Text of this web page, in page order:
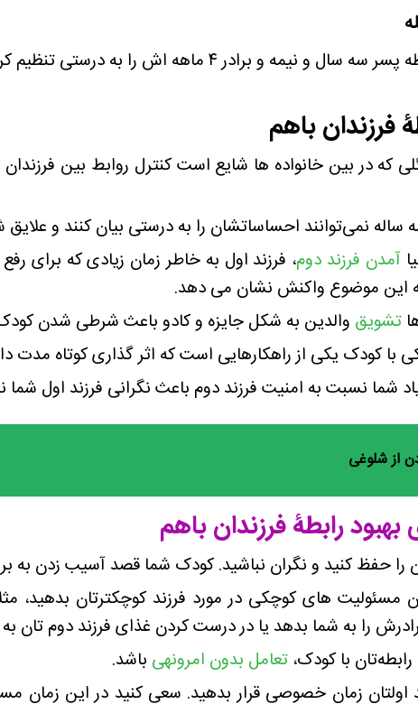
۴ ماهه اش را به درستی تنظیم کرد تا کودک چهار ماهه از طرف برادرش آسیبی نبیند؟
فرزندان باهم
که در بین خانواده ها شایع است کنترل روابط بین
نمی‌توانند احساساتشان را به درستی بیان کنند و
آمدن فرزند دوم، فرزند اول به خاطر زمان زیادی که برای
این موضوع واکنش نشان می دهد.
تشویق والدین به شکل جایزه و کادو باعث شرطی شدن
با کودک یکی از راهکارهایی است که اثر گذاری کوتاه مدت
شما نسبت به امنیت فرزند دوم باعث نگرانی فرزند اول
از شلوغی
بهبود رابطۀ فرزندان باهم
را حفظ کنید و نگران نباشید. کودک شما قصد آسیب زدن به
مسئولیت های کوچکی در مورد فرزند کوچکترتان بدهید،
را به شما بدهد یا در درست کردن غذای فرزند دوم تان
با کودک،تعامل بدون امرونهی باشد.
اولتان زمان خصوصی قرار بدهید. سعی کنید در این زمان